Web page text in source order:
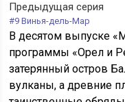
Предыдущая серия
#9 Винья-дель-Мар
В десятом выпуске
программы «Орел и
затерянный остров
вулканы, а древние